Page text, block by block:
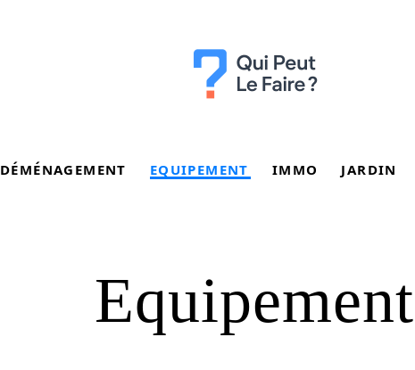
DÉMÉNAGEMENT EQUIPEMENT IMMO JARDIN
Equipement